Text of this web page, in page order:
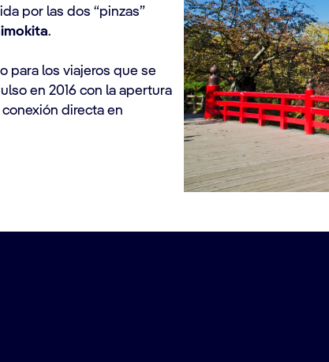
por las dos “pinzas”
.
para los viajeros que se
en 2016 con la apertura
directa en